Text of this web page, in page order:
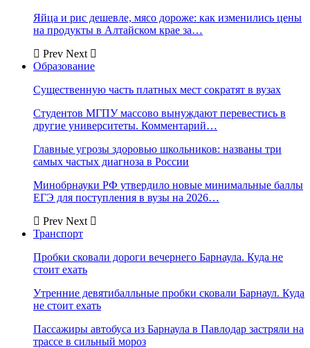
Яйца и рис дешевле, мясо дороже: как изменились цены
на продукты в Алтайском крае за…
Prev Next
Образование
Существенную часть платных мест сократят в вузах
Студентов МГПУ массово вынуждают перевестись в
другие университеты. Комментарий…
Главные угрозы здоровью школьников: названы три
самых частых диагноза в России
Минобрнауки РФ утвердило новые минимальные баллы
ЕГЭ для поступления в вузы на 2026…
Prev Next
Транспорт
Пробки сковали дороги вечернего Барнаула. Куда не
стоит ехать
Утренние девятибалльные пробки сковали Барнаул. Куда
не стоит ехать
Пассажиры автобуса из Барнаула в Павлодар застряли на
трассе в сильный мороз